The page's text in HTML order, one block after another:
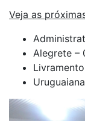
Veja as
Alegrete –